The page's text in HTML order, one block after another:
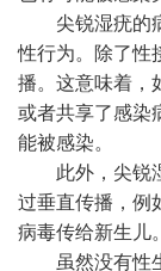
尖锐湿疣的
性行为。除了性
播。这意味着，
或者共享了感染
能被感染。
此外，尖锐
过垂直传播，例
病毒传给新生儿。
虽然没有性